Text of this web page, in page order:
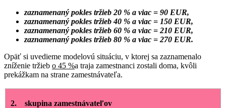
zaznamenaný pokles tržieb 20 % a viac = 90 EUR,
zaznamenaný pokles tržieb 40 % a viac = 150 EUR,
zaznamenaný pokles tržieb 60 % a viac = 210 EUR,
zaznamenaný pokles tržieb 80 % a viac = 270 EUR.
Opäť si uvedieme modelovú situáciu, v ktorej sa zaznamenalo
zníženie tržieb o 45 %a traja zamestnanci zostali doma, kvôli
prekážkam na strane zamestnávateľa.
2. skupina zamestnávateľov